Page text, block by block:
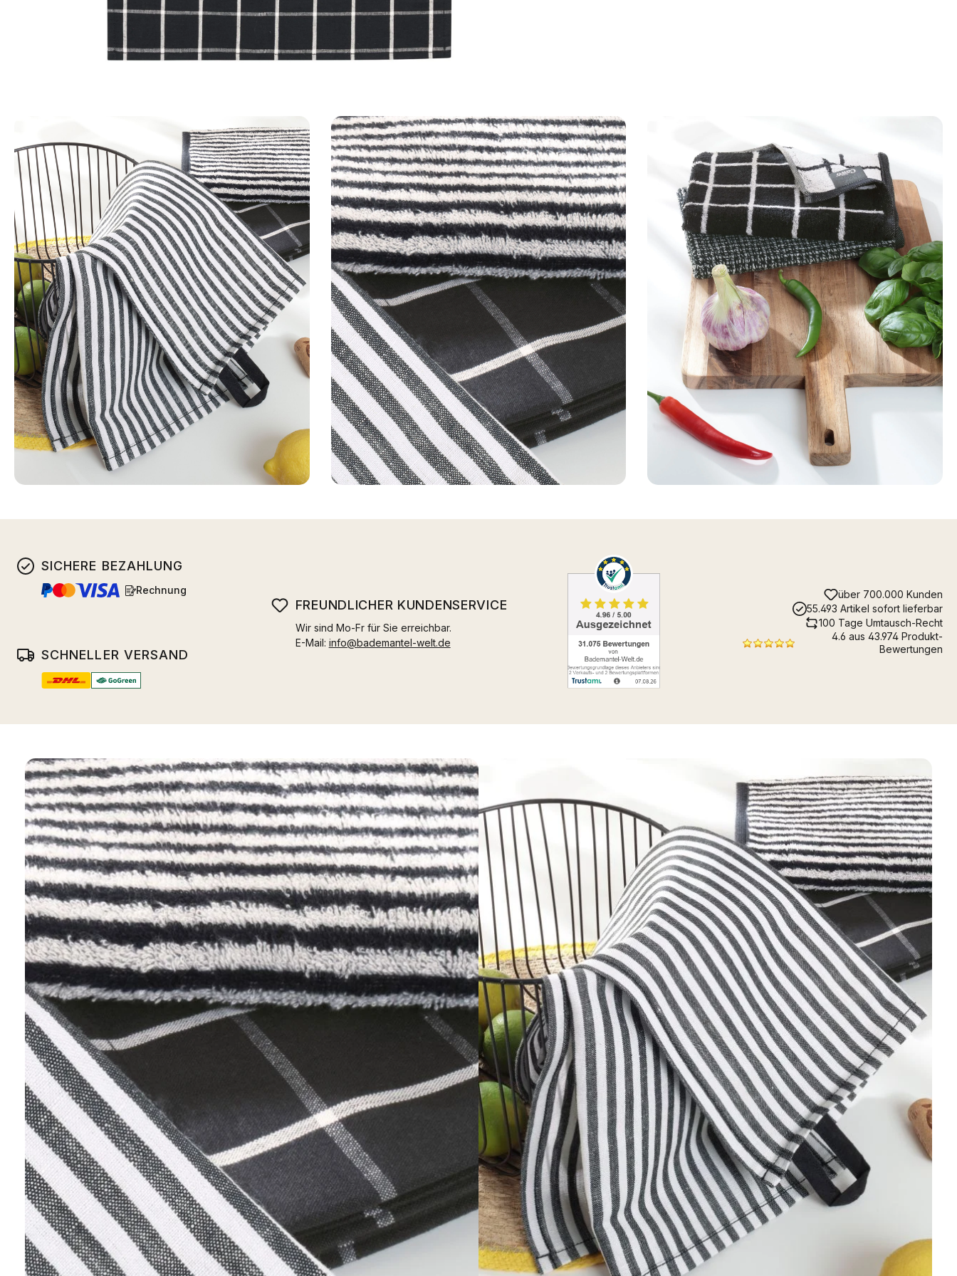
SICHERE BEZAHLUNG
Rechnung
SCHNELLER VERSAND
FREUNDLICHER KUNDENSERVICE
Wir sind Mo-Fr für Sie erreichbar.
E-Mail: info@bademantel-welt.de
über 700.000 Kunden
55.493 Artikel sofort lieferbar
100 Tage Umtausch-Recht
4.6 aus 43.974 Produkt-
Bewertungen